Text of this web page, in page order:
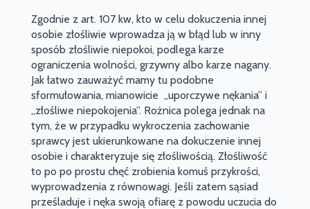
Zgodnie z art. 107 kw, kto w celu dokuczenia innej
osobie złośliwie wprowadza ją w błąd lub w inny
sposób złośliwie niepokoi, podlega karze
ograniczenia wolności, grzywny albo karze nagany.
Jak łatwo zauważyć mamy tu podobne
sformułowania, mianowicie „uporczywe nękania” i
„złośliwe niepokojenia”. Rożnica polega jednak na
tym, że w przypadku wykroczenia zachowanie
sprawcy jest ukierunkowane na dokuczenie innej
osobie i charakteryzuje się złośliwością. Złośliwość
to po po prostu chęć zrobienia komuś przykrości,
wyprowadzenia z równowagi. Jeśli zatem sąsiad
prześladuje i nęka swoją ofiarę z powodu uczucia do